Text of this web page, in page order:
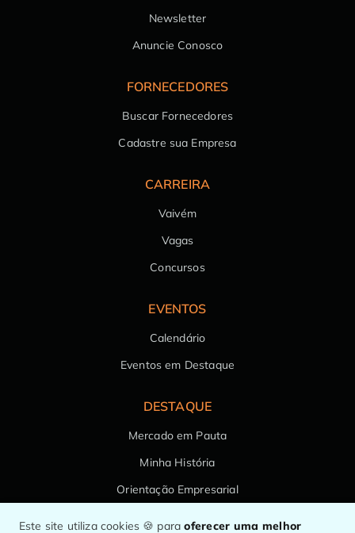
Newsletter
Anuncie Conosco
FORNECEDORES
Buscar Fornecedores
Cadastre sua Empresa
CARREIRA
Vaivém
Vagas
Concursos
EVENTOS
Calendário
Eventos em Destaque
DESTAQUE
Mercado em Pauta
Minha História
Orientação Empresarial
Este site utiliza cookies 🍪 paraoferecer uma melhor